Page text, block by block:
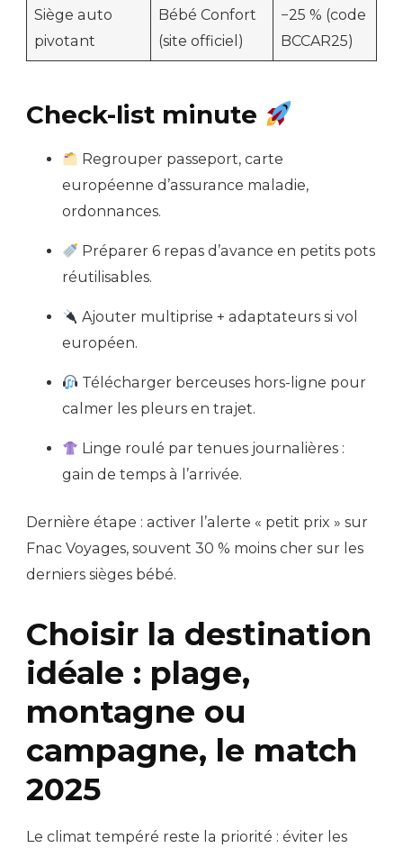
Siège auto
pivotant
Bébé Confort
(site officiel)
−25 % (code
BCCAR25)
Check-list minute
Regrouper passeport, carte
européenne d’assurance maladie,
ordonnances.
Préparer 6 repas d’avance en petits pots
réutilisables.
Ajouter multiprise + adaptateurs si vol
européen.
Télécharger berceuses hors-ligne pour
calmer les pleurs en trajet.
Linge roulé par tenues journalières :
gain de temps à l’arrivée.
Dernière étape : activer l’alerte « petit prix » sur
Fnac Voyages, souvent 30 % moins cher sur les
derniers sièges bébé.
Choisir la destination
idéale : plage,
montagne ou
campagne, le match
2025
Le climat tempéré reste la priorité : éviter les